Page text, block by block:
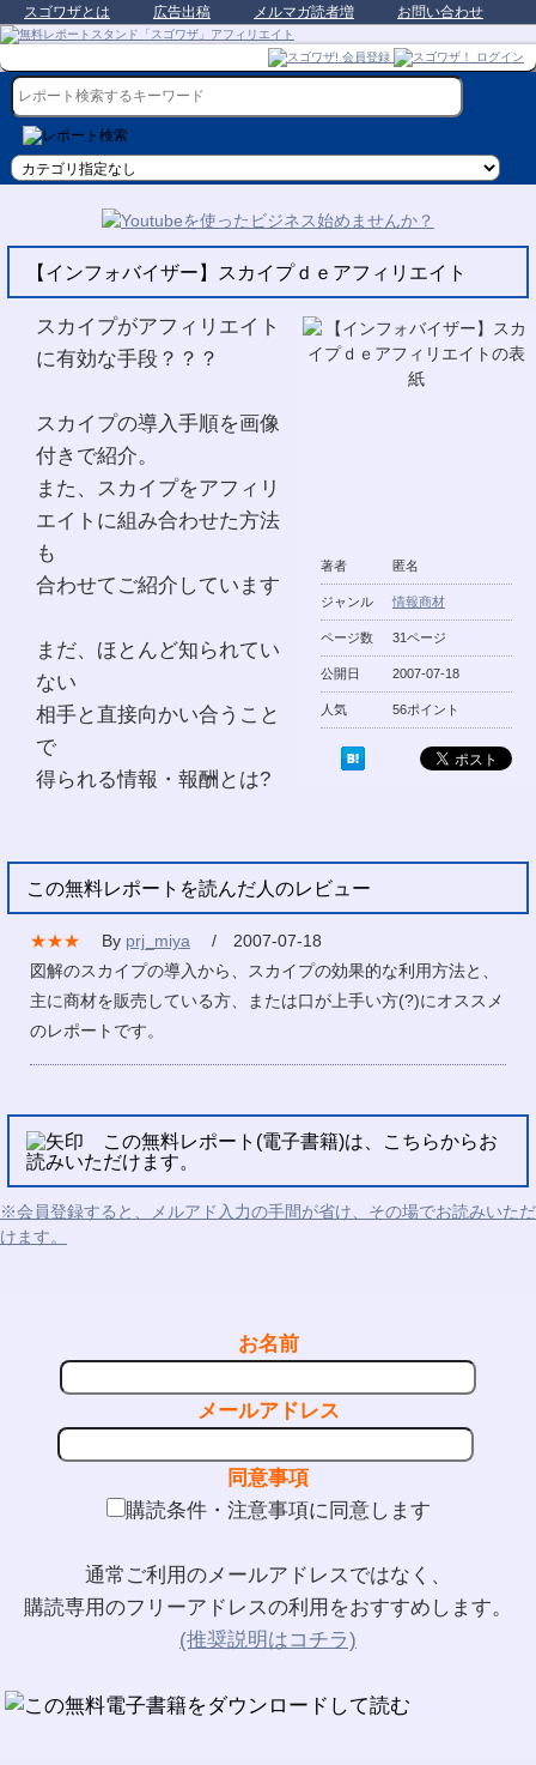
スゴワザとは 広告出稿 メルマガ読者増 お問い合わせ
【インフォバイザー】スカイプｄｅアフィリエイト
著者 匿名
ジャンル 情報商材
ページ数 31ページ
公開日 2007-07-18
人気 56ポイント
スカイプがアフィリエイト
に有効な手段？？？
スカイプの導入手順を画像
付きで紹介。
また、スカイプをアフィリ
エイトに組み合わせた方法
も
合わせてご紹介しています
まだ、ほとんど知られてい
ない
相手と直接向かい合うこと
で
得られる情報・報酬とは?
この無料レポートを読んだ人のレビュー
★★★ By prj_miya
/ 2007-07-18
図解のスカイプの導入から、スカイプの効果的な利用方法と、
主に商材を販売している方、または口が上手い方(?)にオススメ
のレポートです。
この無料レポート(電子書籍)は、こちらからお
読みいただけます。
※会員登録すると、メルアド入力の手間が省け、その場でお読みいただ
けます。
お名前
メールアドレス
同意事項
購読条件・注意事項に同意します
通常ご利用のメールアドレスではなく、
購読専用のフリーアドレスの利用をおすすめします。
(推奨説明はコチラ)